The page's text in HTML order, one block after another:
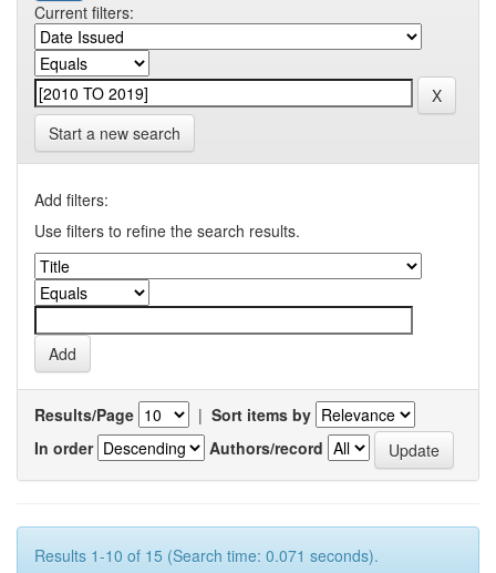
Current filters:
Start a new search
Add filters:
Use filters to refine the search results.
Results/Page | Sort items by
In order
Authors/record
Results 1-10 of 15 (Search time: 0.071 seconds).